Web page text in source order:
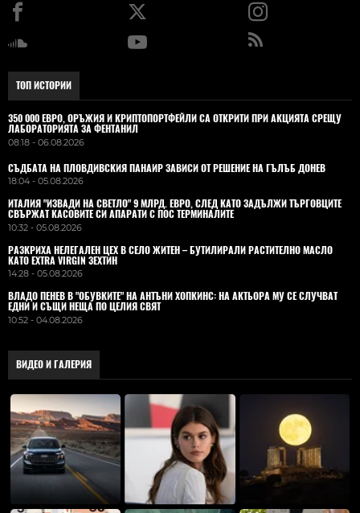
ТОП ИСТОРИИ
350 000 ЕВРО, ОРЪЖИЯ И КРИПТОПОРТФЕЙЛИ СА ОТКРИТИ ПРИ АКЦИЯТА СРЕЩУ
ЛАБОРАТОРИЯТА ЗА ФЕНТАНИЛ
08:18 - 06.08.2026
СЪДБАТА НА ПЛОВДИВСКИЯ ПАНАИР ЗАВИСИ ОТ РЕШЕНИЕ НА ГЪЛЪБ ДОНЕВ
18:04 - 05.08.2026
ИТАЛИЯ "ИЗВАДИ НА СВЕТЛО" 9 МЛРД. ЕВРО, СЛЕД КАТО ЗАДЪЛЖИ ТЪРГОВЦИТЕ
СВЪРЖАТ КАСОВИТЕ СИ АПАРАТИ С ПОС ТЕРМИНАЛИТЕ
10:32 - 05.08.2026
РАЗКРИХА НЕЛЕГАЛЕН ЦЕХ В СЕЛО ЖИТЕН – БУТИЛИРАЛИ РАСТИТЕЛНО МАСЛО
КАТО EXTRA VIRGIN ЗЕХТИН
14:28 - 05.08.2026
ВЛАДO ПЕНЕВ В "ОБУВКИТЕ" НА АНТЪНИ ХОПКИНС: НА АКТЬОРА МУ СЕ СЛУЧВАТ
ЕДНИ И СЪЩИ НЕЩА ПО ЦЕЛИЯ СВЯТ
10:52 - 04.08.2026
ВИДЕО И ГАЛЕРИЯ